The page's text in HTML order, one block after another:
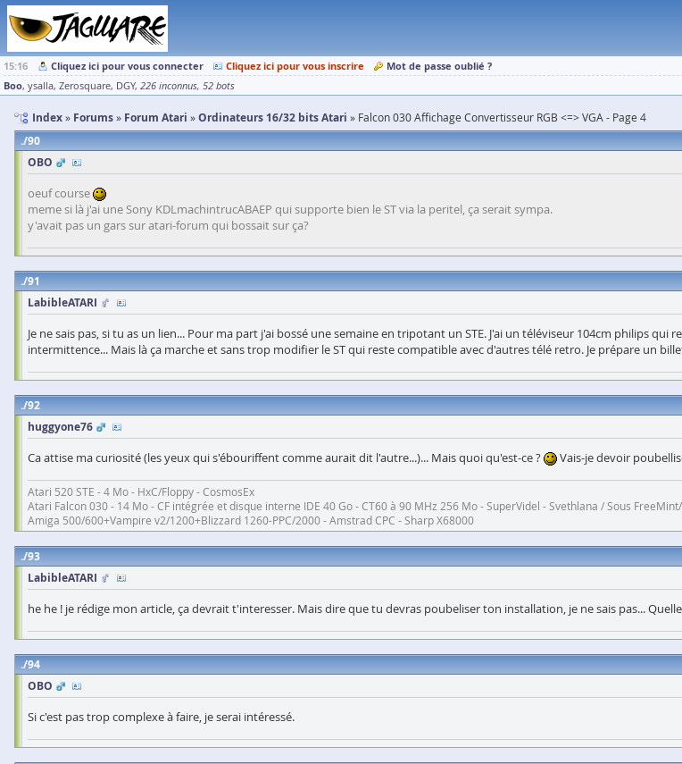
15:16 Cliquez ici pour vous connecter Cliquez ici pour vous inscrire
Mot de passe oublié ?
Boo ysalla Zerosquare DGY 226 inconnus 52 bots
Index Forums Forum Atari Ordinateurs 16/32 bits Atari Falcon 030 Affichage Convertisseur RGB <=> VGA - Page 4
90
OBO
oeuf course
meme si là j'ai une Sony KDLmachintrucABAEP qui supporte bien le ST via la peritel, ça serait sympa.
y'avait pas un gars sur atari-forum qui bossait sur ça?
91
LabibleATARI
Je ne sais pas, si tu as un lien... Pour ma part j'ai bossé une semaine en tripotant un STE. J'ai un téléviseur 104cm philips
intermittence... Mais là ça marche et sans trop modifier le ST qui reste compatible avec d'autres télé retro. Je prépare un
92
huggyone76
Ca attise ma curiosité (les yeux qui s'ébouriffent comme aurait dit l'autre...)... Mais quoi qu'est-ce ? Vais-je devoir
Atari 520 STE - 4 Mo - HxC/Floppy - CosmosEx
Atari Falcon 030 - 14 Mo - CF intégrée et disque interne IDE 40 Go - CT60 à 90 MHz 256 Mo - SuperVidel - Svethlana / Sous
Amiga 500/600+Vampire v2/1200+Blizzard 1260-PPC/2000 - Amstrad CPC - Sharp X68000
93
LabibleATARI
he he ! je rédige mon article, ça devrait t'interesser. Mais dire que tu devras poubeliser ton installation, je ne sais pas...
94
OBO
Si c'est pas trop complexe à faire, je serai intéressé.